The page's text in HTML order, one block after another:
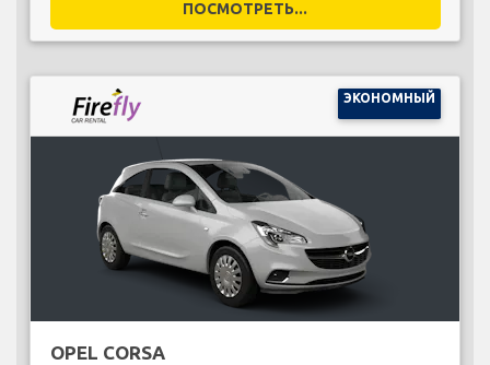
ПОСМОТРЕТЬ...
ЭКОНОМНЫЙ
OPEL CORSA